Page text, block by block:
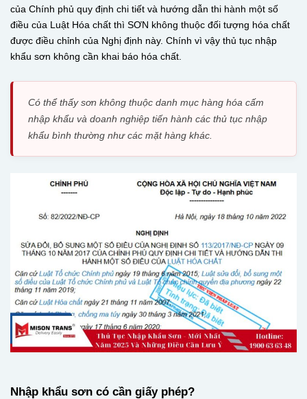
của Chính phủ quy định chi tiết và hướng dẫn thi hành một số
điều của Luật Hóa chất thì SƠN không thuộc đối tượng hóa chất
được điều chỉnh của Nghị định này. Chính vì vậy thủ tục nhập
khẩu sơn không cần khai báo hóa chất.
Có thể thấy sơn không thuộc danh mục hàng hóa cấm
nhập khẩu và doanh nghiệp tiến hành các thủ tục nhập
khẩu bình thường như các mặt hàng khác.
Nhập khẩu sơn có cần giấy phép?